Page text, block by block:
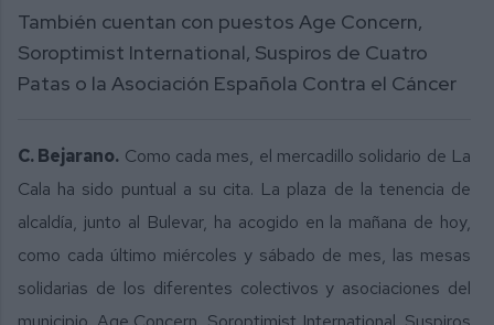
También cuentan con puestos Age Concern,
Soroptimist International, Suspiros de Cuatro
Patas o la Asociación Española Contra el Cáncer
C. Bejarano. Como cada mes, el mercadillo solidario de La
Cala ha sido puntual a su cita. La plaza de la tenencia de
alcaldía, junto al Bulevar, ha acogido en la mañana de hoy,
como cada último miércoles y sábado de mes, las mesas
solidarias de los diferentes colectivos y asociaciones del